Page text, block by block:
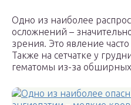
Одно из наиболее
осложнений –
зрения. Это явление
Также на сетчатке у
гематомы из-за